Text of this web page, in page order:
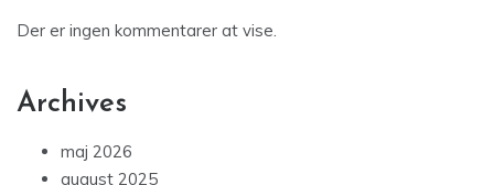
Der er ingen kommentarer at vise.
Archives
maj 2026
august 2025